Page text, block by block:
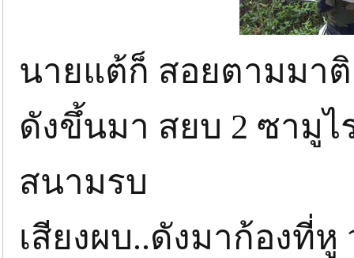
นายแต้ก็ สอยตามมา
ดังขึ้นมา สยบ 2 ซามู
สนามรบ
เสียงผบ..ดังมาก้องที่หู